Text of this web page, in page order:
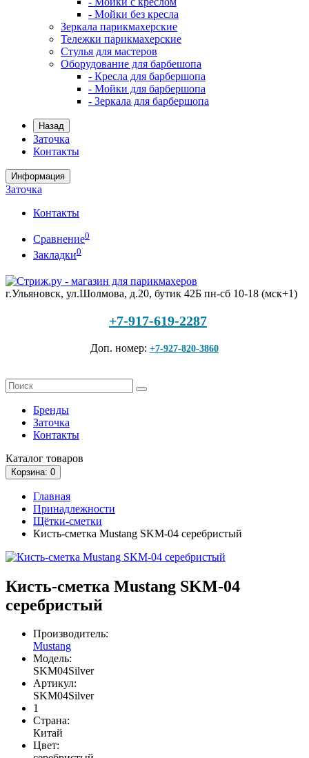
- Мойки без кресла
Зеркала парикмахерские
Тележки парикмахерские
Стулья для мастеров
Оборудование для барбешопа
- Кресла для барбершопа
- Мойки для барбершопа
- Зеркала для барбершопа
Назад
Заточка
Контакты
Информация
Заточка
Контакты
Сравнение0
Закладки0
г.Ульяновск, ул.Шолмова, д.20, бутик 42Б пн-сб 10-18 (мск+1)
+7-917-619-2287
Доп. номер: +7-927-820-3860
Бренды
Заточка
Контакты
Каталог товаров
Корзина: 0
Главная
Принадлежности
Щётки-сметки
Кисть-сметка Mustang SKM-04 серебристый
Кисть-сметка Mustang SKM-04
серебристый
Производитель:
Mustang
Модель:
SKM04Silver
Артикул:
SKM04Silver
1
Страна:
Китай
Цвет: